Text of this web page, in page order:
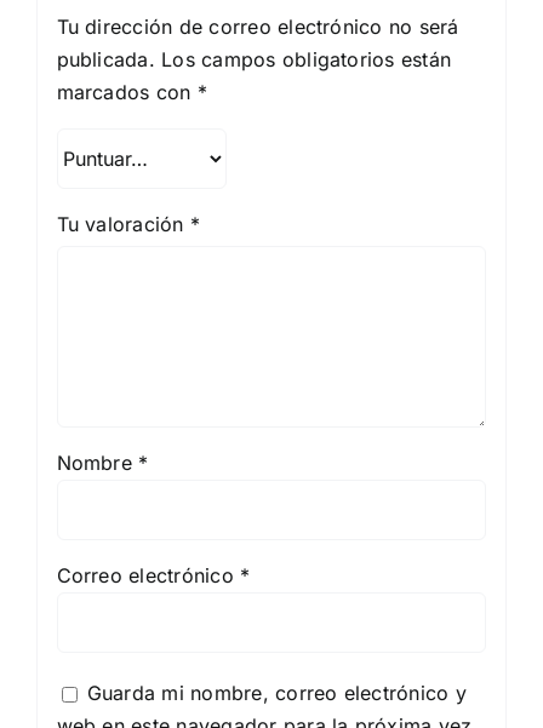
Tu dirección de correo electrónico no será
publicada. Los campos obligatorios están
marcados con *
Tu valoración *
Nombre *
Correo electrónico *
Guarda mi nombre, correo electrónico y